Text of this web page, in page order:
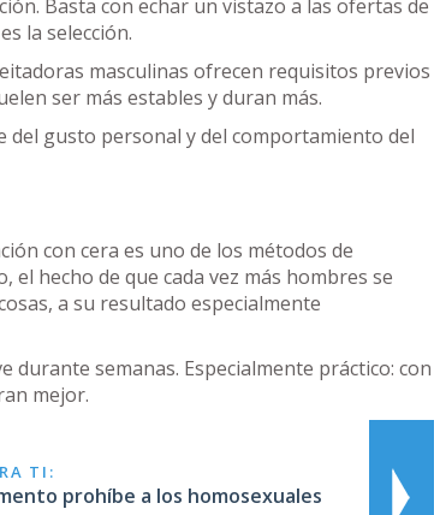
Basta con echar un vistazo a las ofertas de
la selección.
masculinas ofrecen requisitos previos
ser más estables y duran más.
del gusto personal y del comportamiento del
con cera es uno de los métodos de
hecho de que cada vez más hombres se
a su resultado especialmente
semanas. Especialmente práctico: con
mejor.
TI:
prohíbe a los homosexuales